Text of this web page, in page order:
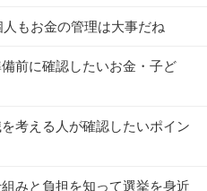
もお金の管理は大事だね
前に確認したいお金・子ど
考える人が確認したいポイン
みと負担を知って選挙を身近